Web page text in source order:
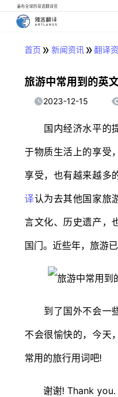
遍布全球的母语翻译官
首页 » 新闻资讯» 翻译
旅游中常用到的英
2023-12-15
国内经济水平的提
于物质生活上的享受
享受，也有越来越多
译认为去其他国家旅
言文化、历史遗产，
国门。近些年，旅游
到了国外不会一些
不会很愉快的，今天
常用的旅行用词吧!
谢谢! Thank you.